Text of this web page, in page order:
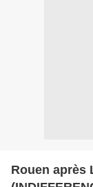
Rouen après